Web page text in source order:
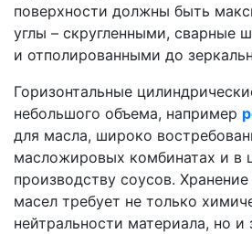
поверхности должны быть
углы – скругленными, сварные
и отполированными до
Горизонтальные
небольшого объема, например
для масла, широко
масложировых комбинатах и в
производству соусов.
масел требует не только
нейтральности материала, но